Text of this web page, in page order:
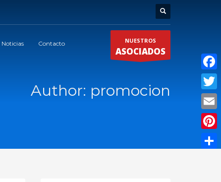
Noticias Contacto NUESTROS
ASOCIADOS
Author: promocion Twitter
Email